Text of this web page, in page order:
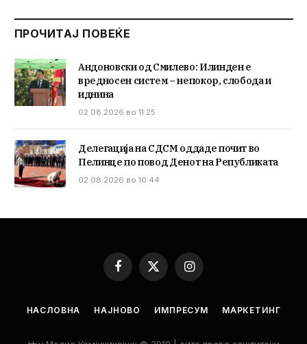
ПРОЧИТАЈ ПОВЕЌЕ
Андоновски од Смилево: Илинден е
вредносен систем – непокор, слобода и
иднина
02.08.2026 во 11:25
Делегација на СДСМ оддаде почит во
Пелинце по повод Денот на Републиката
02.08.2026 во 10:44
Facebook
X
(Twitter)
Instagram
НАСЛОВНА НАЈНОВО ИМПРЕСУМ МАРКЕТИНГ